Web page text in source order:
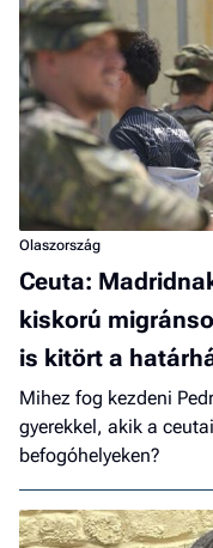
Olaszország
Ceuta:
kiskorú
is kitört a
Mihez fog kezdeni
gyerekkel, akik a
befogóhelyeken?